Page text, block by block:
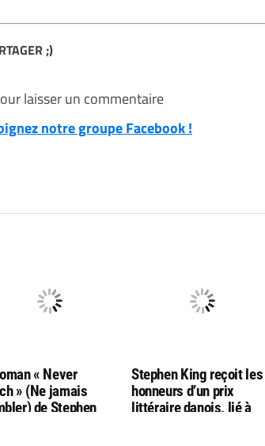
;)
laisser un commentaire
notre groupe Facebook !
« Never
» (Ne jamais
de Stephen
Stephen King reçoit les
honneurs d’un prix
littéraire danois, lié à